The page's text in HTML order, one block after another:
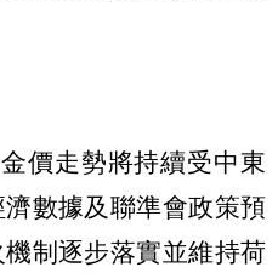
價走勢將持續受中東
數據及聯準會政策預
制逐步落實並維持荷